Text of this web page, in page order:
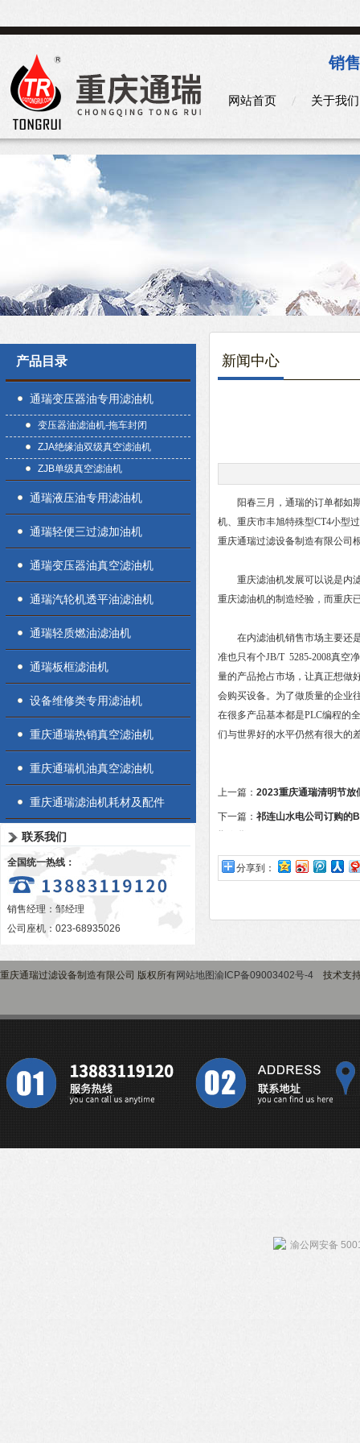
销
网站首页 关于我们
产品目录
通瑞变压器油专用滤油机
变压器油滤油机-拖车封闭
ZJA绝缘油双级真空滤油机
ZJB单级真空滤油机
通瑞液压油专用滤油机
通瑞轻便三过滤加油机
通瑞变压器油真空滤油机
通瑞汽轮机透平油滤油机
通瑞轻质燃油滤油机
通瑞板框滤油机
设备维修类专用滤油机
重庆通瑞热销真空滤油机
重庆通瑞机油真空滤油机
重庆通瑞滤油机耗材及配件
联系我们
全国统一热线：
销售经理：邹经理
公司座机：023-68935026
新闻中心
阳春三月，通瑞的订单都如期
机、重庆市丰旭特殊型CT4小型
重庆通瑞过滤设备制造有限公司
重庆滤油机发展可以说是内滤
重庆滤油机的制造经验，而重庆
在内滤油机销售市场主要还是
准也只有个JB/T 5285-2008真空
量的产品抢占市场，让真正想做
会购买设备。为了做质量的企业
在很多产品基本都是PLC编程的
们与世界好的水平仍然有很大的
上一篇： 2023重庆通瑞清明节放
下一篇： 祁连山水电公司订购的
分享到：
重庆通瑞过滤设备制造有限公司 版权所有网站地图渝ICP备09003402号-4 技术支
渝公网安备